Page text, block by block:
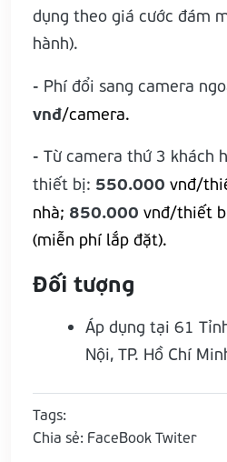
dụng theo giá cước đám
hành).
- Phí đổi sang camera
vnđ/camera.
- Từ camera thứ 3 khách
thiết bị: 550.000 vnđ/
nhà; 850.000 vnđ/thiết
(miễn phí lắp đặt).
Đối tượng
Áp dụng tại 61
Nội, TP. Hồ Chí
Tags:
Chia sẻ: FaceBook Twiter